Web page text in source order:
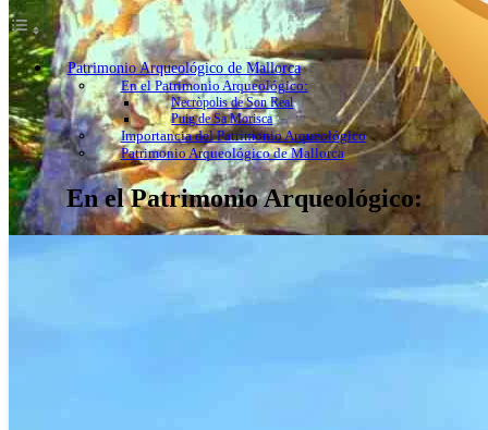
Patrimonio Arqueológico de Mallorca
En el Patrimonio Arqueológico:
Necròpolis de Son Real
Puig de Sa Morisca
Importancia del Patrimonio Arqueológico
Patrimonio Arqueológico de Mallorca
En el Patrimonio Arqueológico: